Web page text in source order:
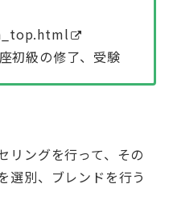
初級の修了、受験
リングを行って、その
選別、ブレンドを行う